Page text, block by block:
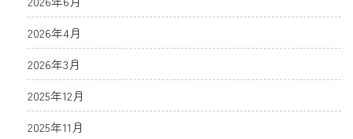
2026年4月
2026年3月
2025年12月
2025年11月